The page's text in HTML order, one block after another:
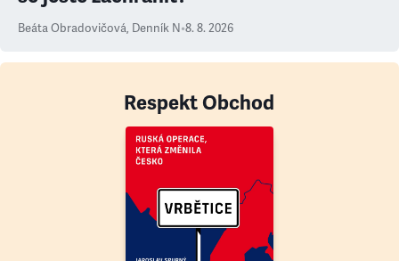
Beáta Obradovičová, Denník N•8. 8. 2026
Respekt Obchod